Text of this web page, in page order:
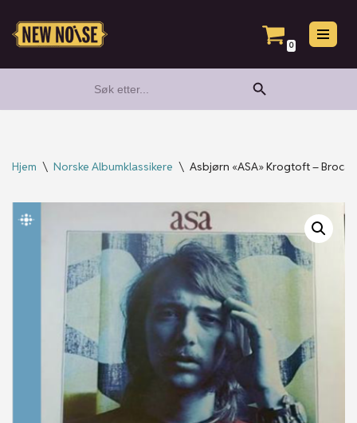
Hopp
0
for:
Search Button
Hjem \ Norske Albumklassikere \ Asbjørn «ASA» Krogtoft –